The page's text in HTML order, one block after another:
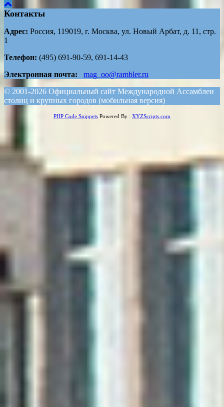
Контакты
Адрес: Россия, 119019, г. Москва, ул. Новый Арбат, д. 11, стр.
1
Телефон: (495) 691-90-59, 691-14-43
Электронная почта:
mag_oo@rambler.ru
© 2001-2026 Официальный сайт Международной Ассамблеи
столиц и крупных городов (мобильная версия)
PHP Code Snippets Powered By : XYZScripts.com